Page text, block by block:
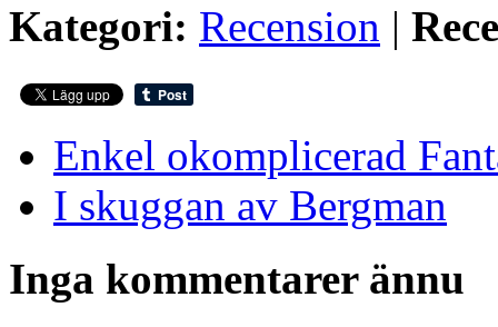
Kategori: Recension |
Enkel okomplicerad
I skuggan av Bergman
Inga kommentarer ännu